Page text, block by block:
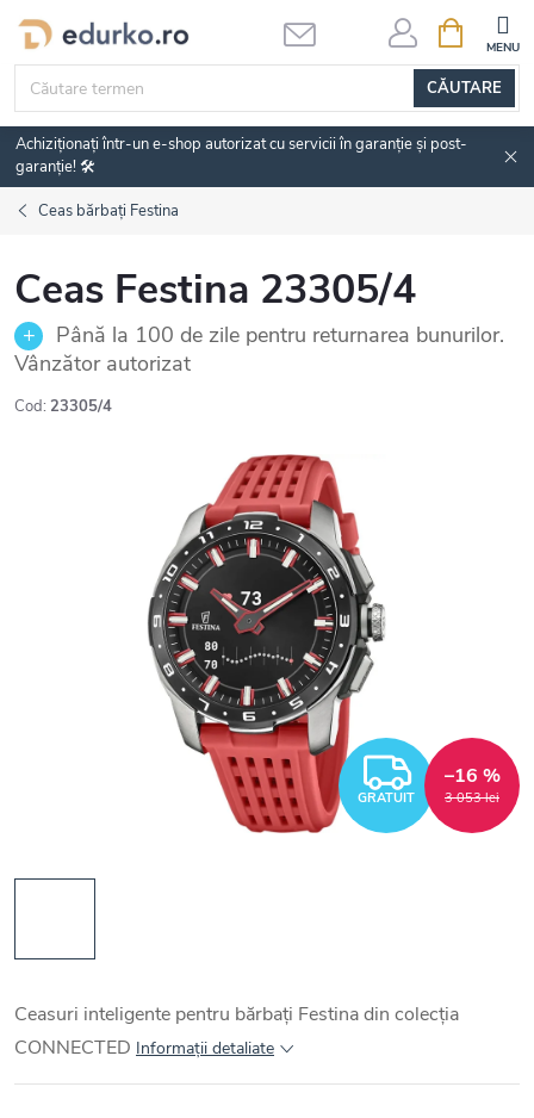
Treci
conținut
CĂUTARE
DE
Achiziționați într-un e-shop autorizat cu servicii în garanție și post-
garanție! 🛠️
Ceas bărbați Festina
Ceas Festina 23305/4
Până la 100 de zile pentru returnarea bunurilor.
Vânzător autorizat
Cod: 23305/4
GRATUIT 3 053 lei
–16 %
Ceasuri inteligente pentru bărbați Festina din colecția
CONNECTED Informaţii detaliate